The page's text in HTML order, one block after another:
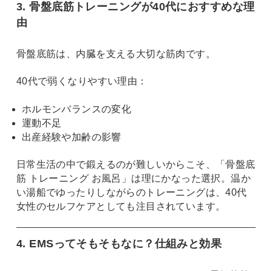
3. 骨盤底筋トレーニングが40代におすすめな理
由
骨盤底筋は、内臓を支える大切な筋肉です。
40代で弱くなりやすい理由：
ホルモンバランスの変化
運動不足
出産経験や加齢の影響
日常生活の中で鍛えるのが難しいからこそ、「骨盤底
筋 トレーニング お風呂」は理にかなった選択。温か
い湯船でゆったりしながらのトレーニングは、40代
女性のセルフケアとしても注目されています。
4. EMSってそもそもなに？仕組みと効果